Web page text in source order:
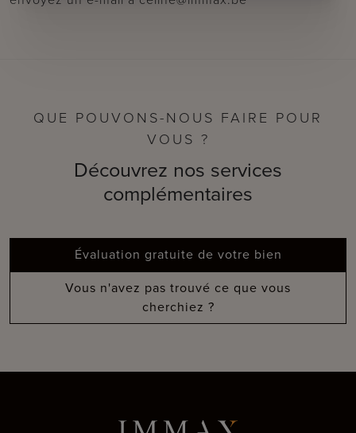
QUE POUVONS-NOUS FAIRE POUR
VOUS ?
Découvrez nos services
complémentaires
Évaluation gratuite de votre bien
Vous n'avez pas trouvé ce que vous
cherchiez ?